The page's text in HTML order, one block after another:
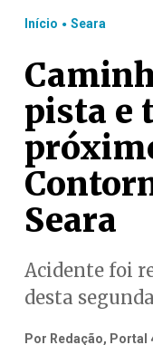
Início . Seara
pista e
Seara
Acidente foi
desta
Por Redação, Portal